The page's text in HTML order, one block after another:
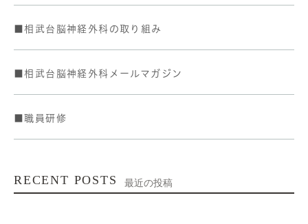
■相武台脳神経外科の取り組み
■相武台脳神経外科メールマガジン
■職員研修
RECENT POSTS 最近の投稿